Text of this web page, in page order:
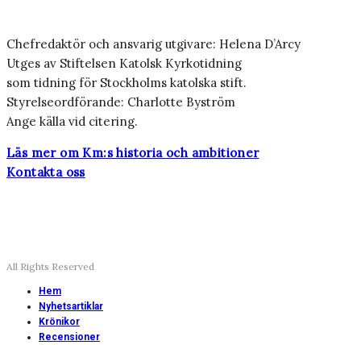
Chefredaktör och ansvarig utgivare: Helena D’Arcy
Utges av Stiftelsen Katolsk Kyrkotidning
som tidning för Stockholms katolska stift.
Styrelseordförande: Charlotte Byström
Ange källa vid citering.
Läs mer om Km:s historia och ambitioner
Kontakta oss
All Rights Reserved
Hem
Nyhetsartiklar
Krönikor
Recensioner